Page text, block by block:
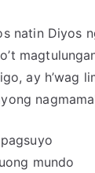
natin Diyos
ay h’wag
mundo